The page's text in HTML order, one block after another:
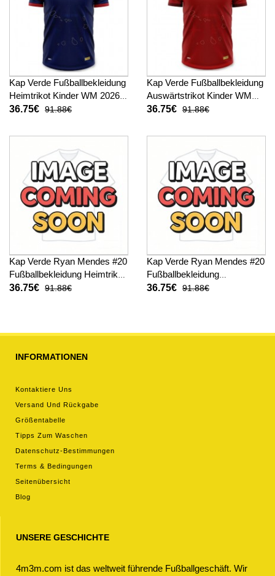
Kap Verde Fußballbekleidung
Heimtrikot Kinder WM 2026
Kurzarm (+ kurze hosen)
36.75€ 91.88€
Kap Verde Fußballbekleidung
Auswärtstrikot Kinder WM
2026 Kurzarm (+ kurze
36.75€ 91.88€
Kap Verde Ryan Mendes #20
Fußballbekleidung Heimtrikot
Kinder WM 2026 Kurzarm (+
36.75€ 91.88€
Kap Verde Ryan Mendes #20
Fußballbekleidung
Auswärtstrikot Kinder WM
36.75€ 91.88€
INFORMATIONEN
Kontaktiere Uns
Versand Und Rückgabe
Größentabelle
Tipps Zum Waschen
Datenschutz-Bestimmungen
Terms & Bedingungen
Seitenübersicht
Blog
UNSERE GESCHICHTE
4m3m.com ist das weltweit führende Fußballgeschäft. Wir